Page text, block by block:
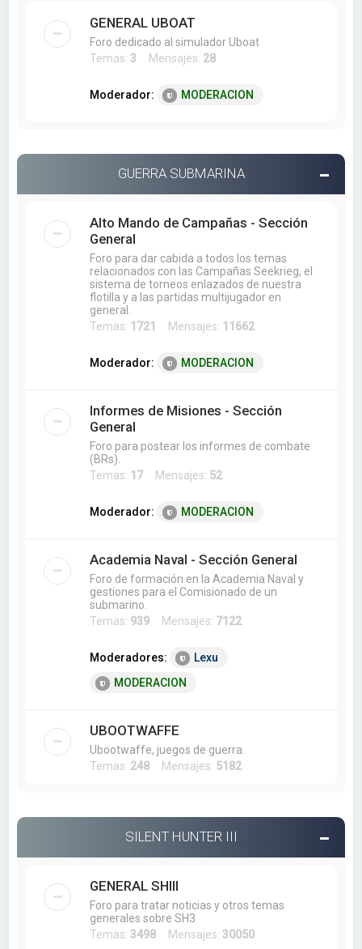
GENERAL UBOAT
Foro dedicado al simulador Uboat
Temas: 3 Mensajes: 28
Moderador: MODERACION
GUERRA SUBMARINA
Alto Mando de Campañas - Sección
General
Foro para dar cabida a todos los temas
relacionados con las Campañas Seekrieg, el
sistema de torneos enlazados de nuestra
flotilla y a las partidas multijugador en
general.
Temas: 1721 Mensajes: 11662
Moderador: MODERACION
Informes de Misiones - Sección
General
Foro para postear los informes de combate
(BRs).
Temas: 17Mensajes: 52
Moderador: MODERACION
Academia Naval - Sección General
Foro de formación en la Academia Naval y
gestiones para el Comisionado de un
submarino.
Temas: 939 Mensajes: 7122
Moderadores:
Lexu
MODERACION
UBOOTWAFFE
Ubootwaffe, juegos de guerra.
Temas: 248 Mensajes: 5182
SILENT HUNTER III
GENERAL SHIII
Foro para tratar noticias y otros temas
generales sobre SH3
Temas: 3498 Mensajes: 30050